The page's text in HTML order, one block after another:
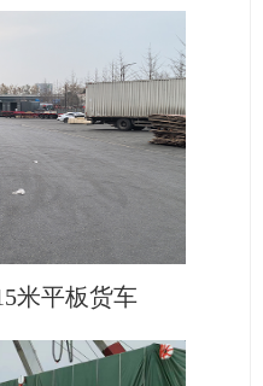
米平板货车